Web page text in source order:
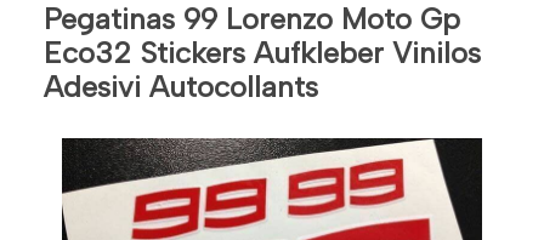
Pegatinas 99 Lorenzo Moto Gp
Eco32 Stickers Aufkleber Vinilos
Adesivi Autocollants